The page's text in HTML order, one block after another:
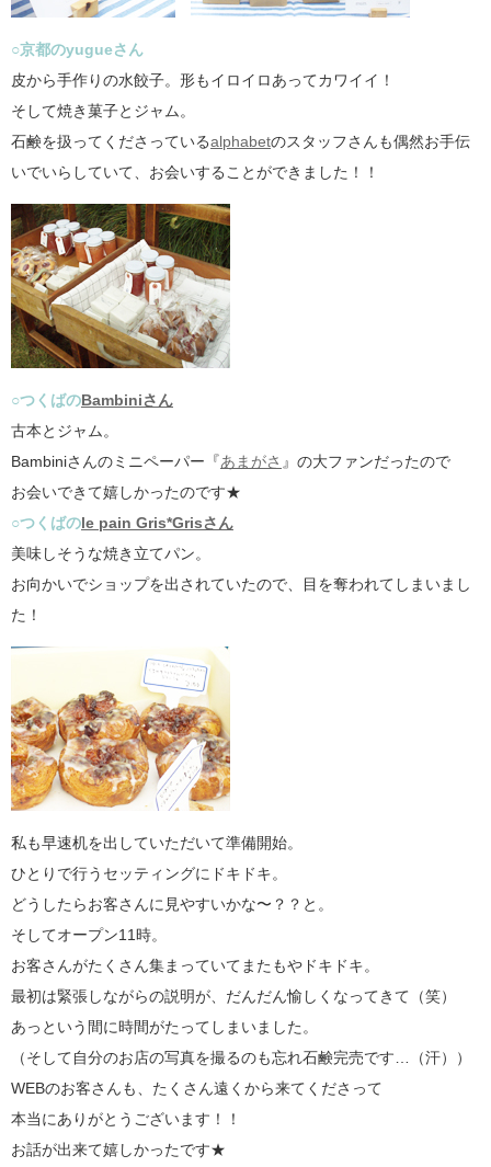
○京都のyugueさん
皮から手作りの水餃子。形もイロイロあってカワイイ！
そして焼き菓子とジャム。
石鹸を扱ってくださっているalphabetのスタッフさんも偶然お手伝
いでいらしていて、お会いすることができました！！
○つくばのBambiniさん
古本とジャム。
Bambiniさんのミニペーパー『あまがさ 』の大ファンだったので
お会いできて嬉しかったのです★
○つくばのle pain Gris*Grisさん
美味しそうな焼き立てパン。
お向かいでショップを出されていたので、目を奪われてしまいまし
た！
私も早速机を出していただいて準備開始。
ひとりで行うセッティングにドキドキ。
どうしたらお客さんに見やすいかな〜？？と。
そしてオープン11時。
お客さんがたくさん集まっていてまたもやドキドキ。
最初は緊張しながらの説明が、だんだん愉しくなってきて（笑）
あっという間に時間がたってしまいました。
（そして自分のお店の写真を撮るのも忘れ石鹸完売です…（汗））
WEBのお客さんも、たくさん遠くから来てくださって
本当にありがとうございます！！
お話が出来て嬉しかったです★